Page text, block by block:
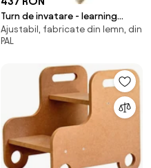
Turn de invatare - learning
tower mdf furniruit nuanta
stejar masinuta
Ajustabil, fabricate din lemn, din
PAL